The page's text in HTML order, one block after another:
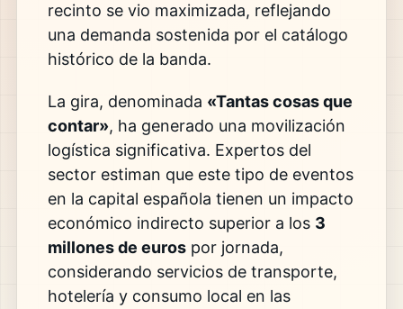
recinto se vio maximizada, reflejando
una demanda sostenida por el catálogo
histórico de la banda.
La gira, denominada «Tantas cosas que
contar», ha generado una movilización
logística significativa. Expertos del
sector estiman que este tipo de eventos
en la capital española tienen un impacto
económico indirecto superior a los 3
millones de eurospor jornada,
considerando servicios de transporte,
hotelería y consumo local en las